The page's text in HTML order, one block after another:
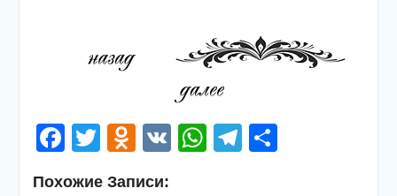
Facebook
Twitter
Odnoklassniki
VKWhatsApp
Telegram
Похожие Записи: